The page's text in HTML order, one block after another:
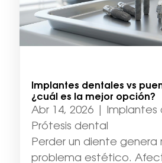
Implantes dentales vs
¿cuál es la mejor opción?
Abr 14, 2026| Implantes
Prótesis dental
Perder un diente genera
problema estético.